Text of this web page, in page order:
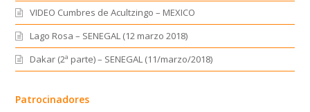
VIDEO Cumbres de Acultzingo – MEXICO
Lago Rosa – SENEGAL (12 marzo 2018)
Dakar (2ª parte) – SENEGAL (11/marzo/2018)
Patrocinadores